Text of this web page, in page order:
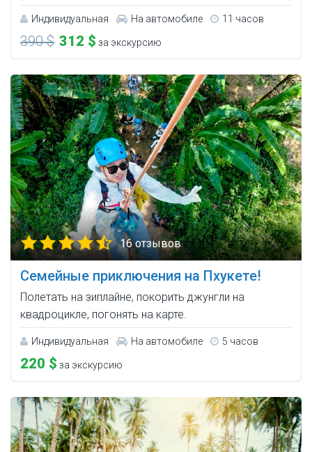
Индивидуальная На автомобиле 11 часов
390 $ 312 $ за экскурсию
16 отзывов
Семейные приключения на Пхукете!
Полетать на зиплайне, покорить джунгли на
квадроцикле, погонять на карте.
Индивидуальная На автомобиле 5 часов
220 $ за экскурсию